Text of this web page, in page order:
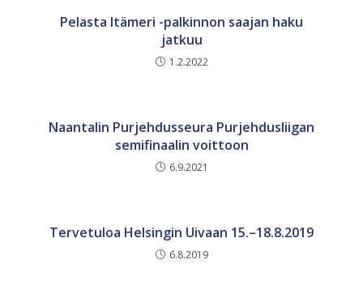
Pelasta Itämeri -palkinnon saajan haku
jatkuu
1.2.2022
Naantalin Purjehdusseura Purjehdusliigan
semifinaalin voittoon
6.9.2021
Tervetuloa Helsingin Uivaan 15.–18.8.2019
6.8.2019